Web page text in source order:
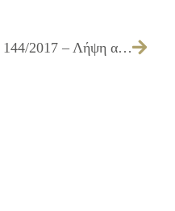
144/2017 – Λήψη απόφασης για υλοτομία ή μη δένδρων σε διάφορα σημεία του Δήμου μας